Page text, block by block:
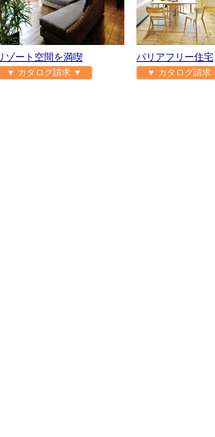
ゾート空間を満喫
▼ カタログ請求 ▼
バリアフリー住宅
▼ カタログ請